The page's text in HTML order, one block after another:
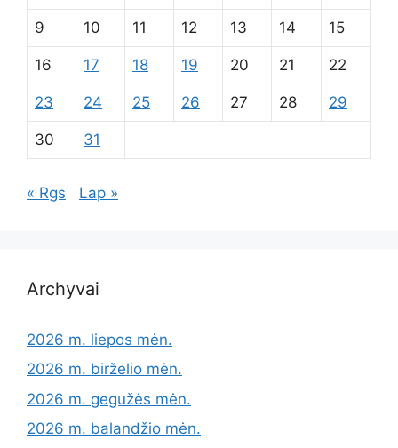
9 10 11 12 13 14 15
16 17 18 19 20 21 22
23 24 25 26 27 28 29
30 31
« Rgs Lap »
Archyvai
2026 m. liepos mėn.
2026 m. birželio mėn.
2026 m. gegužės mėn.
2026 m. balandžio mėn.